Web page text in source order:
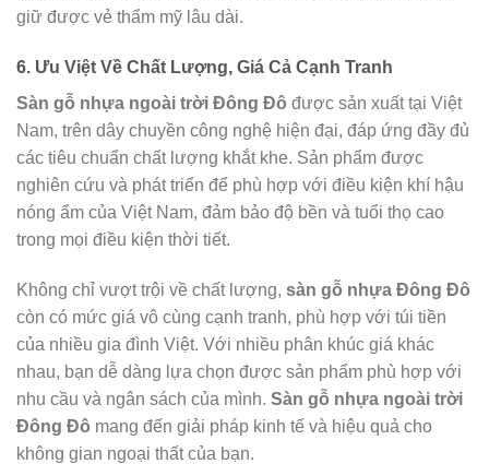
giữ được vẻ thẩm mỹ lâu dài.
6. Ưu Việt Về Chất Lượng, Giá Cả Cạnh Tranh
Sàn gỗ nhựa ngoài trời Đông Đô được sản xuất tại Việt
Nam, trên dây chuyền công nghệ hiện đại, đáp ứng đầy đủ
các tiêu chuẩn chất lượng khắt khe. Sản phẩm được
nghiên cứu và phát triển để phù hợp với điều kiện khí hậu
nóng ẩm của Việt Nam, đảm bảo độ bền và tuổi thọ cao
trong mọi điều kiện thời tiết.
Không chỉ vượt trội về chất lượng, sàn gỗ nhựa Đông Đô
còn có mức giá vô cùng cạnh tranh, phù hợp với túi tiền
của nhiều gia đình Việt. Với nhiều phân khúc giá khác
nhau, bạn dễ dàng lựa chọn được sản phẩm phù hợp với
nhu cầu và ngân sách của mình. Sàn gỗ nhựa ngoài trời
Đông Đô mang đến giải pháp kinh tế và hiệu quả cho
không gian ngoại thất của bạn.